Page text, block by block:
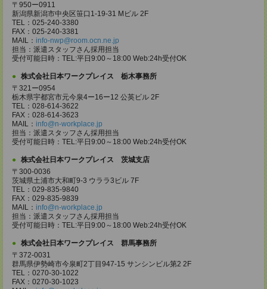
〒950ー0911
新潟県新潟市中央区笹口1-19-31 Mビル 2F
TEL：025-240-3380
FAX：025-240-3381
MAIL： info-nwp@room.ocn.ne.jp
担当：派遣スタッフさん採用担当
受付可能日時：TEL:平日9:00～18:00 Web:24h受付OK
株式会社日本ワークプレイス 栃木事務所
〒321ー0954
栃木県宇都宮市元今泉4ー16ー12 公英ビル 2F
TEL：028-614-3622
FAX：028-614-3623
MAIL： info@n-workplace.jp
担当：派遣スタッフさん採用担当
受付可能日時：TEL:平日9:00～18:00 Web:24h受付OK
株式会社日本ワークプレイス 茨城支店
〒300-0036
茨城県土浦市大和町9-3 ウララ3ビル 7F
TEL：029-835-9840
FAX：029-835-9839
MAIL： info@n-workplace.jp
担当：派遣スタッフさん採用担当
受付可能日時：TEL:平日9:00～18:00 Web:24h受付OK
株式会社日本ワークプレイス 群馬事務所
〒372-0031
群馬県伊勢崎市今泉町2丁目947-15 サンシンビル第2 2F
TEL：0270-30-1022
FAX：0270-30-1023